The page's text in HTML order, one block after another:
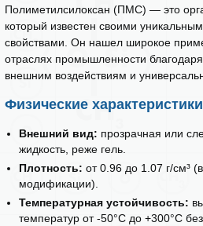
Полиметилсилоксан (ПМС) — это
который известен своими
свойствами. Он нашел широкое
отраслях промышленности благодаря
внешним воздействиям и
Физические характеристики
Внешний вид: прозрачная или
жидкость, реже гель.
Плотность: от 0.96 до 1.07 г/см³
модификации).
Температурная устойчивость:
температур от -50°C до +300°C